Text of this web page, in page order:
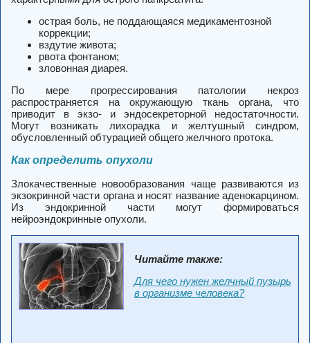
острая боль, не поддающаяся медикаментозной
коррекции;
вздутие живота;
рвота фонтаном;
зловонная диарея.
По мере прогрессирования патологии некроз
распространяется на окружающую ткань органа, что
приводит в экзо- и эндосекреторной недостаточности.
Могут возникать лихорадка и желтушный синдром,
обусловленный обтурацией общего желчного протока.
Как определить опухоли
Злокачественные новообразования чаще развиваются из
экзокринной части органа и носят название аденокарцином.
Из эндокринной части могут формироваться
нейроэндокринные опухоли.
Читайте также:
Для чего нужен желчный пузырь
в организме человека?